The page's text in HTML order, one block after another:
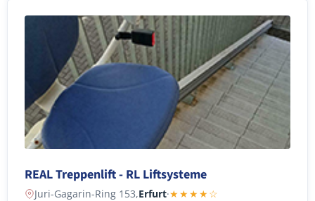
REAL Treppenlift - RL Liftsysteme
Juri-Gagarin-Ring 153,Erfurt·★★★★☆